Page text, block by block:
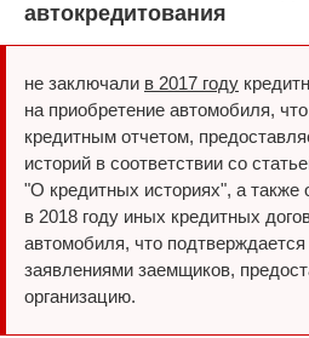
автокредитования
не заключали в 2017 году
на приобретение автомобиля,
кредитным отчетом,
историй в соответствии со
"О кредитных историях", а также
в 2018 году иных кредитных
автомобиля, что
заявлениями заемщиков,
организацию.